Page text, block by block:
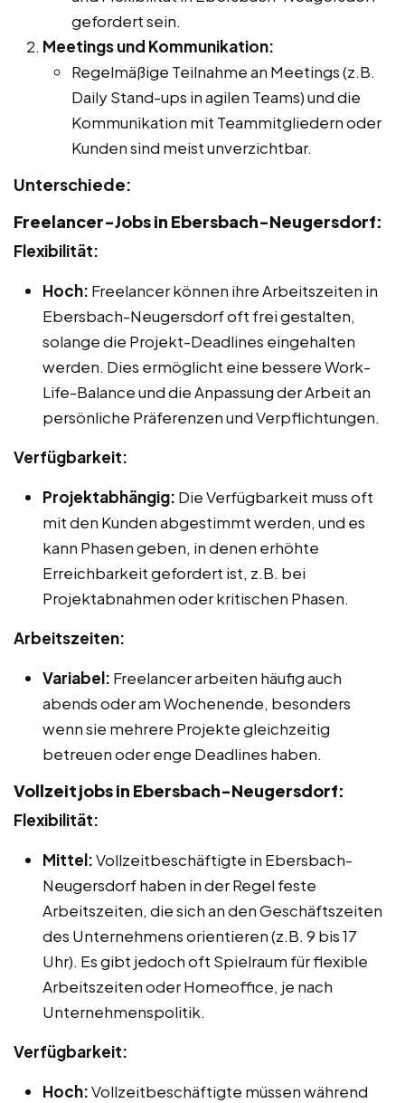
gefordert sein.
Meetings und Kommunikation:
Regelmäßige Teilnahme an Meetings (z.B.
Daily Stand-ups in agilen Teams) und die
Kommunikation mit Teammitgliedern oder
Kunden sind meist unverzichtbar.
Unterschiede:
Freelancer-Jobs in Ebersbach-Neugersdorf:
Flexibilität:
Hoch: Freelancer können ihre Arbeitszeiten in
Ebersbach-Neugersdorf oft frei gestalten,
solange die Projekt-Deadlines eingehalten
werden. Dies ermöglicht eine bessere Work-
Life-Balance und die Anpassung der Arbeit an
persönliche Präferenzen und Verpflichtungen.
Verfügbarkeit:
Projektabhängig: Die Verfügbarkeit muss oft
mit den Kunden abgestimmt werden, und es
kann Phasen geben, in denen erhöhte
Erreichbarkeit gefordert ist, z.B. bei
Projektabnahmen oder kritischen Phasen.
Arbeitszeiten:
Variabel: Freelancer arbeiten häufig auch
abends oder am Wochenende, besonders
wenn sie mehrere Projekte gleichzeitig
betreuen oder enge Deadlines haben.
Vollzeitjobs in Ebersbach-Neugersdorf:
Flexibilität:
Mittel:Vollzeitbeschäftigte in Ebersbach-
Neugersdorf haben in der Regel feste
Arbeitszeiten, die sich an den Geschäftszeiten
des Unternehmens orientieren (z.B. 9 bis 17
Uhr). Es gibt jedoch oft Spielraum für flexible
Arbeitszeiten oder Homeoffice, je nach
Unternehmenspolitik.
Verfügbarkeit:
Hoch:Vollzeitbeschäftigte müssen während